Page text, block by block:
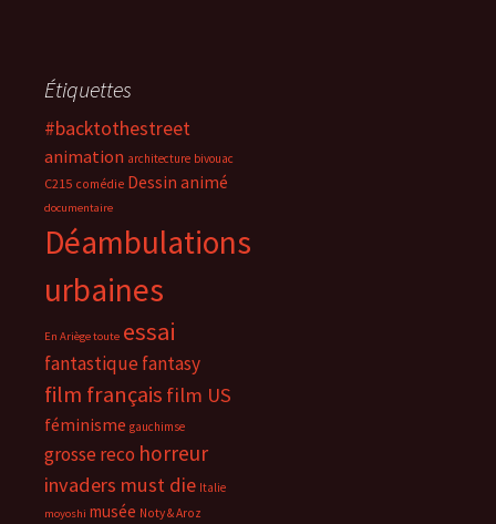
Étiquettes
#backtothestreet
animation architecture bivouac
C215 comédie Dessin animé
documentaire
Déambulations
urbaines
En Ariège toute essai
fantastiquefantasy
film français film US
féminisme gauchimse
grosse reco horreur
invaders must die Italie
moyoshi musée Noty & Aroz